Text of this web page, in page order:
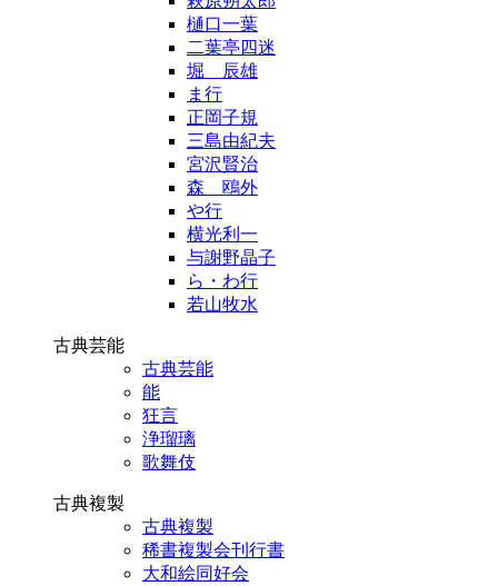
樋口一葉
二葉亭四迷
堀 辰雄
ま行
正岡子規
三島由紀夫
宮沢賢治
森 鴎外
や行
横光利一
与謝野晶子
ら・わ行
若山牧水
古典芸能
古典芸能
能
狂言
浄瑠璃
歌舞伎
古典複製
古典複製
稀書複製会刊行書
大和絵同好会